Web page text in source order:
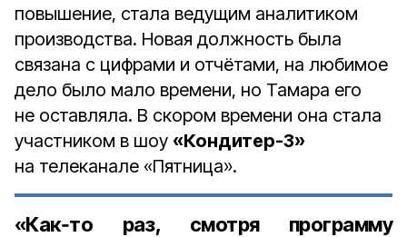
повышение, стала ведущим аналитиком
производства. Новая должность была
связана с цифрами и отчётами, на любимое
дело было мало времени, но Тамара его
не оставляла. В скором времени она стала
участником в шоу «Кондитер-3»
на телеканале «Пятница».
«Как‑то раз, смотря программу